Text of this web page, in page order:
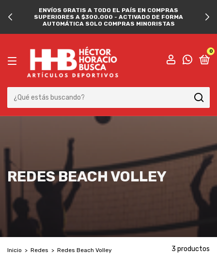
ENVÍOS GRATIS A TODO EL PAÍS EN COMPRAS
SUPERIORES A $300.000 - ACTIVADO DE FORMA
AUTOMÁTICA SOLO COMPRAS MINORISTAS
0
REDES BEACH VOLLEY
Inicio > Redes > Redes Beach Volley 3 productos